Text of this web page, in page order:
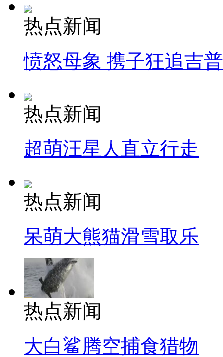
热点新闻
愤怒母象 携子狂追吉
热点新闻
超萌汪星人直立行走
热点新闻
呆萌大熊猫滑雪取乐
热点新闻
大白鲨腾空捕食猎物